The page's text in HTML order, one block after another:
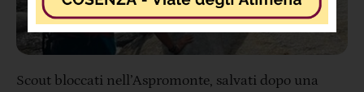
Scout bloccati nell’Aspromonte, salvati dopo una